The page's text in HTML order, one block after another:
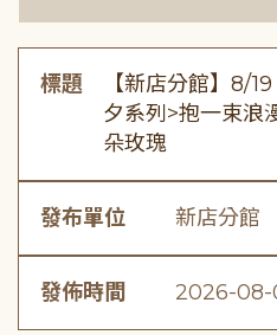
標題
【新店分館】8/
夕系列>抱一束浪
朵玫瑰
發布單位 新店分館
發佈時間 2026-